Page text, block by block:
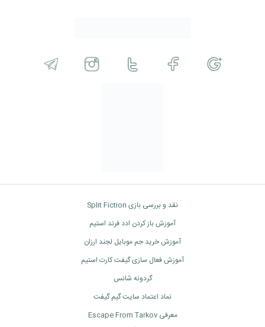
نقد و بررسی بازی Split Fiction
آموزش باز کردن ادد فرند استیم
آموزش خرید جم موبایل لجند ارزان
آموزش فعال سازی گیفت کارت استیم
گردونه شانس
نماد اعتماد سایت گیم گیفت
معرفی Escape From Tarkov